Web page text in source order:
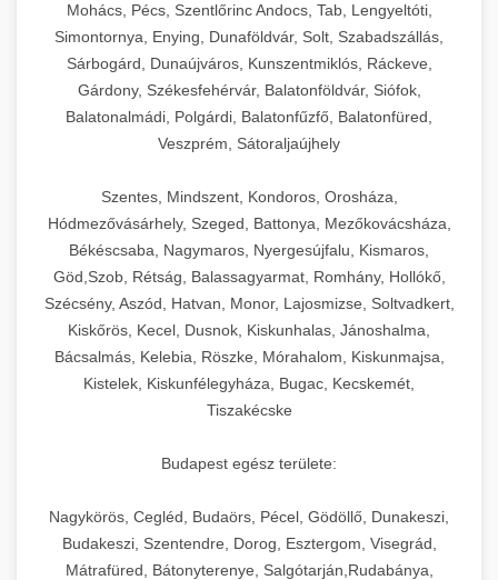
Mohács, Pécs, Szentlőrinc Andocs, Tab, Lengyeltóti,
Simontornya, Enying, Dunaföldvár, Solt, Szabadszállás,
Sárbogárd, Dunaújváros, Kunszentmiklós, Ráckeve,
Gárdony, Székesfehérvár, Balatonföldvár, Siófok,
Balatonalmádi, Polgárdi, Balatonfűzfő, Balatonfüred,
Veszprém, Sátoraljaújhely
Szentes, Mindszent, Kondoros, Orosháza,
Hódmezővásárhely, Szeged, Battonya, Mezőkovácsháza,
Békéscsaba, Nagymaros, Nyergesújfalu, Kismaros,
Göd,Szob, Rétság, Balassagyarmat, Romhány, Hollókő,
Szécsény, Aszód, Hatvan, Monor, Lajosmizse, Soltvadkert,
Kiskőrös, Kecel, Dusnok, Kiskunhalas, Jánoshalma,
Bácsalmás, Kelebia, Röszke, Mórahalom, Kiskunmajsa,
Kistelek, Kiskunfélegyháza, Bugac, Kecskemét,
Tiszakécske
Budapest egész területe:
Nagykörös, Cegléd, Budaörs, Pécel, Gödöllő, Dunakeszi,
Budakeszi, Szentendre, Dorog, Esztergom, Visegrád,
Mátrafüred, Bátonyterenye, Salgótarján,Rudabánya,